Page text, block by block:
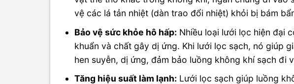
vệ các lá tản nhiệt (dàn trao đổi nhiệt) khỏi bị bám
Bảo vệ sức khỏe hô hấp: Nhiều loại lưới lọc hiện đại
khuẩn và chất gây dị ứng. Khi lưới lọc sạch, nó giúp
hen suyễn, dị ứng, đảm bảo luồng không khí sạch đi
Tăng hiệu suất làm lạnh: Lưới lọc sạch giúp luồng